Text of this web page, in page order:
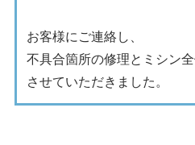
お客様にご連絡し、
不具合箇所の修理とミシン
させていただきました。